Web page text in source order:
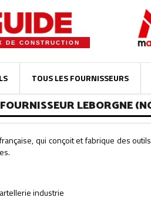
DE CONSTRUCTION
TOUS LES FOURNISSEURS
LEBORGNE
qui conçoit et fabrique des
industrie